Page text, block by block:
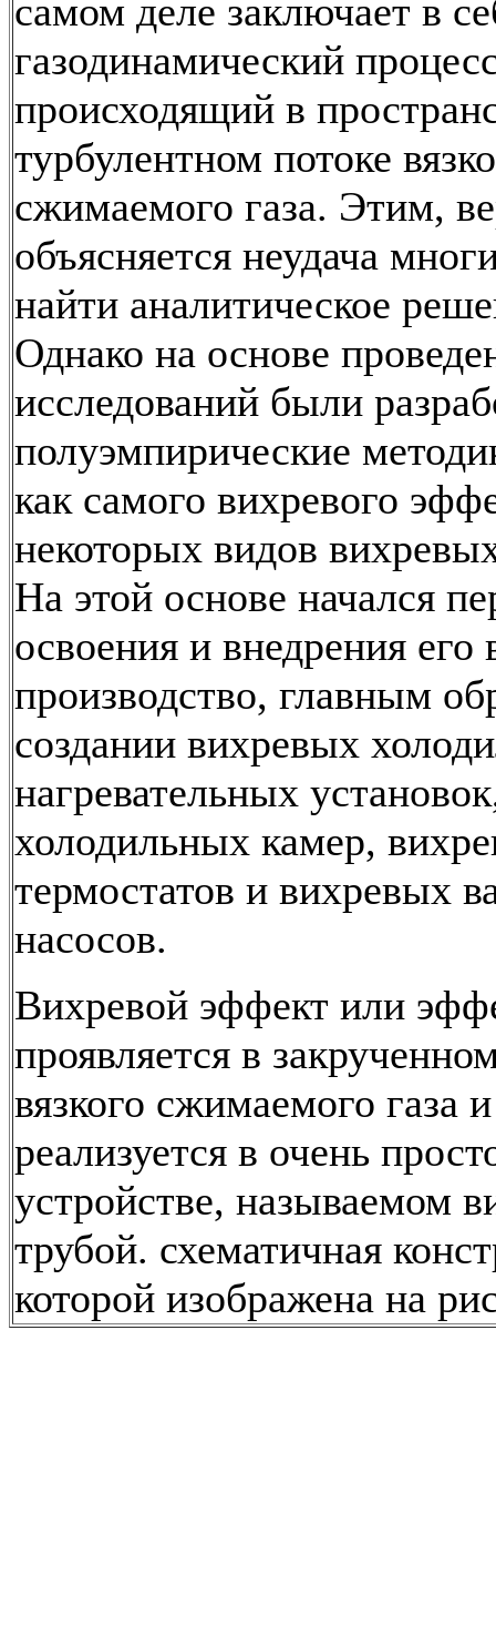
самом деле заключает в
газодинамический
происходящий в
турбулентном потоке
сжимаемого газа. Этим,
объясняется неудача
найти аналитическое
Однако на основе
исследований были
полуэмпирические
как самого вихревого
некоторых видов
На этой основе начался
освоения и внедрения его
производство, главным
создании вихревых
нагревательных
холодильных камер,
термостатов и вихревых
насосов.
Вихревой эффект или
проявляется в
вязкого сжимаемого газа и
реализуется в очень
устройстве, называемом
трубой. схематичная
которой изображена на